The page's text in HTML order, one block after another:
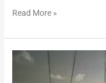
Read More »
Полнолуние.